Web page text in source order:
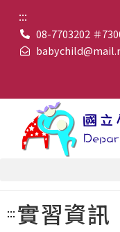
:::
08-7703202 ＃
::: 實習資訊